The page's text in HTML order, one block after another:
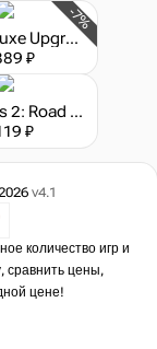
-7%
Cairn - Deluxe Upgrade Pack
₽
The Sisters 2: Road to Fame - Kigurumi
₽
v4.1
количество игр и
сравнить цены,
цене!